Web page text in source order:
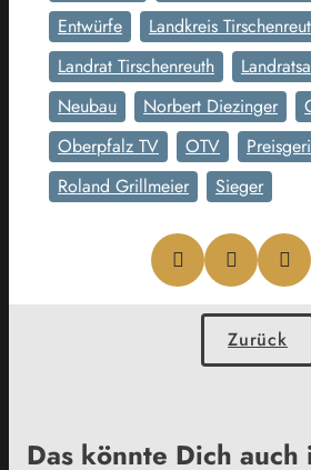
Entwürfe
Landkreis
Landrat Tirschenreuth
Neubau
Norbert Diezinger
Oberpfalz TV
OTV
Roland Grillmeier
Sieger
Zurück
Das könnte Dich